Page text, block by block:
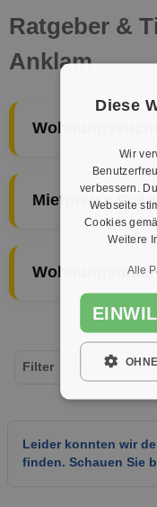
Ratgeber &
Anklam
Mietpreise in
Leider konnten wir
finden. Schauen Sie
Filter
Diese
Wir
verbessern.
Webseite
Cookies
Weitere
Alle